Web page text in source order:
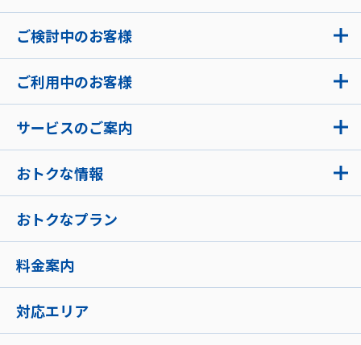
ご検討中のお客様
ご利用中のお客様
サービスのご案内
おトクな情報
おトクなプラン
料金案内
対応エリア